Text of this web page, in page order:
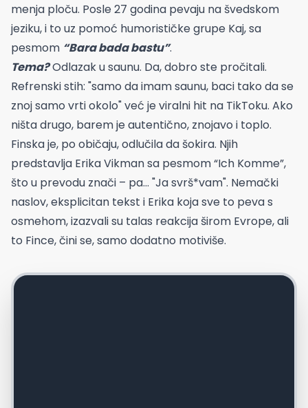
menja ploču. Posle 27 godina pevaju na švedskom
jeziku, i to uz pomoć humorističke grupe Kaj, sa
pesmom “Bara bada bastu”.
Tema?Odlazak u saunu. Da, dobro ste pročitali.
Refrenski stih: "samo da imam saunu, baci tako da se
znoj samo vrti okolo" već je viralni hit na TikToku. Ako
ništa drugo, barem je autentično, znojavo i toplo.
Finska je, po običaju, odlučila da šokira. Njih
predstavlja Erika Vikman sa pesmom “Ich Komme”,
što u prevodu znači – pa… "Ja svrš*vam". Nemački
naslov, eksplicitan tekst i Erika koja sve to peva s
osmehom, izazvali su talas reakcija širom Evrope, ali
to Fince, čini se, samo dodatno motiviše.